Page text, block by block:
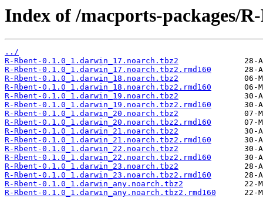
Index of /macports-packages/
../
R-Rbent-0.1.0_1.darwin_17.noarch.tbz2
R-Rbent-0.1.0_1.darwin_17.noarch.tbz2.rmd160
R-Rbent-0.1.0_1.darwin_18.noarch.tbz2
R-Rbent-0.1.0_1.darwin_18.noarch.tbz2.rmd160
R-Rbent-0.1.0_1.darwin_19.noarch.tbz2
R-Rbent-0.1.0_1.darwin_19.noarch.tbz2.rmd160
R-Rbent-0.1.0_1.darwin_20.noarch.tbz2
R-Rbent-0.1.0_1.darwin_20.noarch.tbz2.rmd160
R-Rbent-0.1.0_1.darwin_21.noarch.tbz2
R-Rbent-0.1.0_1.darwin_21.noarch.tbz2.rmd160
R-Rbent-0.1.0_1.darwin_22.noarch.tbz2
R-Rbent-0.1.0_1.darwin_22.noarch.tbz2.rmd160
R-Rbent-0.1.0_1.darwin_23.noarch.tbz2
R-Rbent-0.1.0_1.darwin_23.noarch.tbz2.rmd160
R-Rbent-0.1.0_1.darwin_any.noarch.tbz2
R-Rbent-0.1.0_1.darwin_any.noarch.tbz2.rmd160